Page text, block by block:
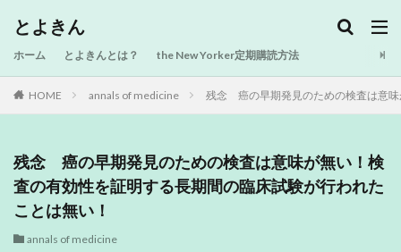
とよきん
ホーム とよきんとは？ the New Yorker定期購読方法
HOME annals of medicine 残念 癌の早期発見のための検査は意味
残念 癌の早期発見のための検査は意味が無い！検
査の有効性を証明する長期間の臨床試験が行われた
ことは無い！
annals of medicine